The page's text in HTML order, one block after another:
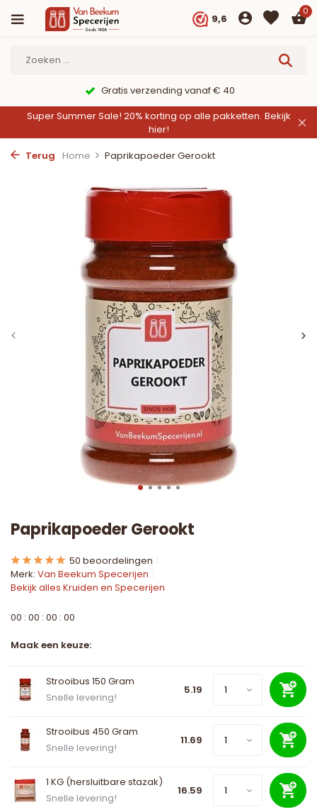
9,6
0
Gratis verzending vanaf € 40
Super Summer Sale! 20% korting op alle pakketten. Bekijk
hier!
Terug
Home Paprikapoeder Gerookt
Paprikapoeder Gerookt
50 beoordelingen
Merk: Van Beekum Specerijen
Bekijk alles Kruiden en Specerijen
00 : 00 : 00 : 00
Maak een keuze:
Strooibus 150 Gram
Snelle levering!
5.19
Strooibus 450 Gram
Snelle levering!
11.69
1 KG (hersluitbare stazak)
Snelle levering!
16.59